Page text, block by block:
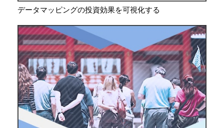
データマッピングの投資効果を可視化する